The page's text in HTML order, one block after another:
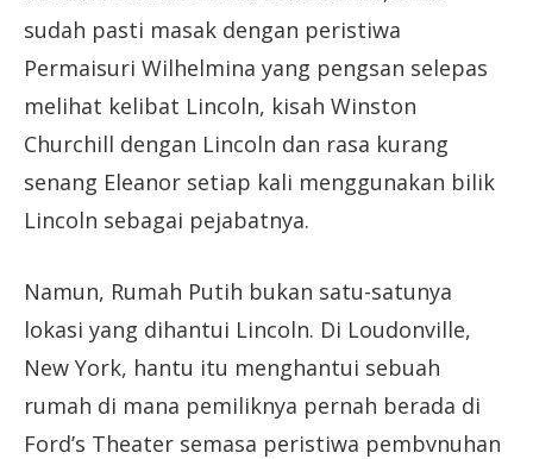
sudah pasti masak dengan peristiwa
Permaisuri Wilhelmina yang pengsan selepas
melihat kelibat Lincoln, kisah Winston
Churchill dengan Lincoln dan rasa kurang
senang Eleanor setiap kali menggunakan bilik
Lincoln sebagai pejabatnya.
Namun, Rumah Putih bukan satu-satunya
lokasi yang dihantui Lincoln. Di Loudonville,
New York, hantu itu menghantui sebuah
rumah di mana pemiliknya pernah berada di
Ford’s Theater semasa peristiwa pembvnuhan